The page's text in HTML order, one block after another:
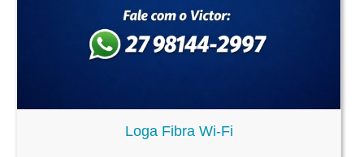
Loga Fibra Wi-Fi